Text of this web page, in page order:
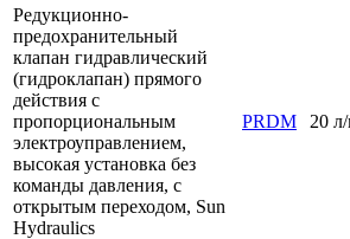
Редукционно-
предохранительный
клапан гидравлический
(гидроклапан) прямого
действия с
пропорциональным
электроуправлением,
высокая установка без
команды давления, с
открытым переходом, Sun
Hydraulics
PRDM 20